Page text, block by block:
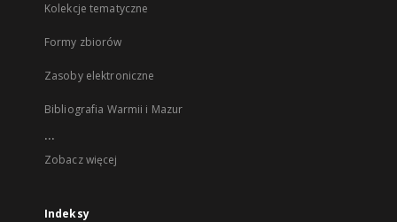
Kolekcje tematyczne
Formy zbiorów
Zasoby elektroniczne
Bibliografia Warmii i Mazur
...
Zobacz więcej
Indeksy